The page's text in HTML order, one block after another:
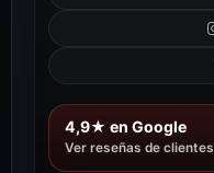
4,9★ en Google
Ver reseñas de clientes